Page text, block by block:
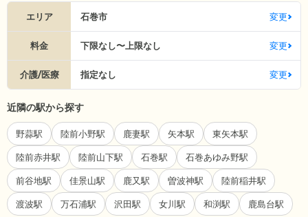
エリア 石巻市 変更
料金 下限なし〜上限なし 変更
介護/医療 指定なし 変更
近隣の駅から探す
野蒜駅 陸前小野駅 鹿妻駅 矢本駅 東矢本駅
陸前赤井駅 陸前山下駅 石巻駅 石巻あゆみ野駅
前谷地駅 佳景山駅 鹿又駅 曽波神駅 陸前稲井駅
渡波駅 万石浦駅 沢田駅 女川駅 和渕駅 鹿島台駅